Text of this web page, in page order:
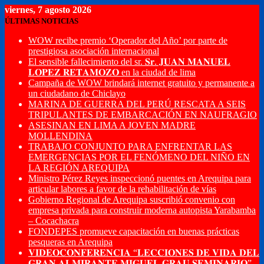
viernes, 7 agosto 2026
ÚLTIMAS NOTICIAS
WOW recibe premio ‘Operador del Año’ por parte de
prestigiosa asociación internacional
El sensible fallecimiento del sr. 𝐒𝐫. 𝐉𝐔𝐀𝐍 𝐌𝐀𝐍𝐔𝐄𝐋
𝐋𝐎𝐏𝐄𝐙 𝐑𝐄𝐓𝐀𝐌𝐎𝐙𝐎 en la ciudad de lima
Campaña de WOW brindará internet gratuito y permanente a
un ciudadano de Chiclayo
MARINA DE GUERRA DEL PERÚ RESCATA A SEIS
TRIPULANTES DE EMBARCACIÓN EN NAUFRAGIO
ASESINAN EN LIMA A JOVEN MADRE
MOLLENDINA
TRABAJO CONJUNTO PARA ENFRENTAR LAS
EMERGENCIAS POR EL FENÓMENO DEL NIÑO EN
LA REGIÓN AREQUIPA
Ministro Pérez Reyes inspeccionó puentes en Arequipa para
articular labores a favor de la rehabilitación de vías
Gobierno Regional de Arequipa suscribió convenio con
empresa privada para construir moderna autopista Yarabamba
– Cocachacra
FONDEPES promueve capacitación en buenas prácticas
pesqueras en Arequipa
𝐕𝐈𝐃𝐄𝐎𝐂𝐎𝐍𝐅𝐄𝐑𝐄𝐍𝐂𝐈𝐀 “𝐋𝐄𝐂𝐂𝐈𝐎𝐍𝐄𝐒 𝐃𝐄 𝐕𝐈𝐃𝐀 𝐃𝐄𝐋